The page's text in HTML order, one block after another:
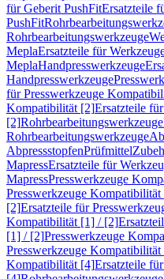
für Geberit PushFitErsatzteile
PushFit
Rohrbearbeitungswerkzeuge
MeplaErsatzteile für
MeplaHandpresswerkzeuge
Handpresswerkzeuge
für Presswerkzeuge
Kompatibilität [2]Ersatzteile
[2]Rohrbearbeitungswerkzeuge
Rohrbearbeitungswerkzeuge
AbpressstopfenPrüfmittel
MapressErsatzteile für
MapressPresswerkzeuge
Presswerkzeuge
[2]Ersatzteile für
Kompatibilität [1] / [2]
[1] / [2]Presswerkzeuge
Presswerkzeuge
Kompatibilität [4]Ersatzteile